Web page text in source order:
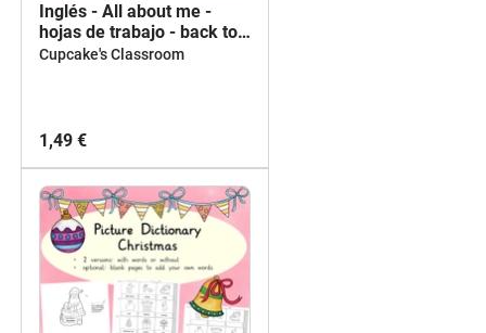
Inglés - All about me -
hojas de trabajo - back to
school
Cupcake's Classroom
1,49 €